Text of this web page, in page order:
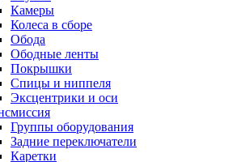
Камеры
Колеса в сборе
Обода
Ободные ленты
Покрышки
Спицы и ниппеля
Эксцентрики и оси
Группы оборудования
Задние переключатели
Каретки